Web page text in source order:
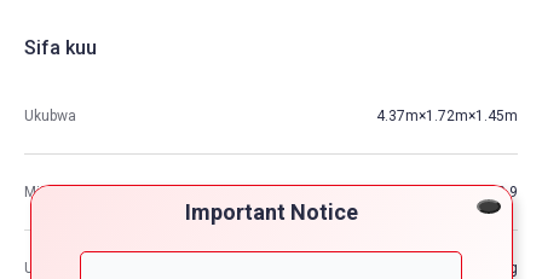
Important Notice
Sifa kuu
Ukubwa 4.37m×1.72m×1.45m
Mita za ujazo 10.9
Uzito wa Gari —kg